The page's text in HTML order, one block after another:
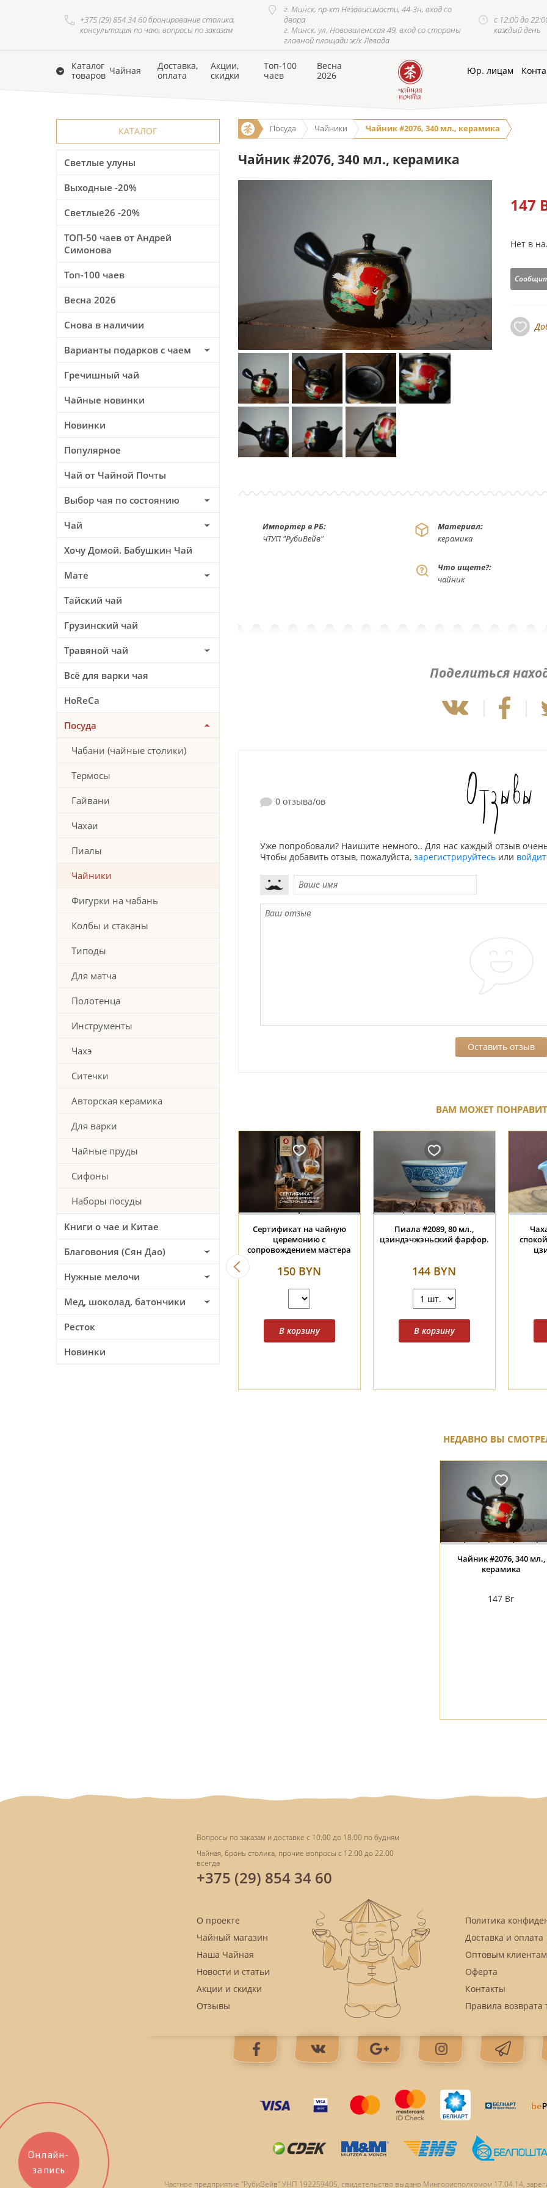
+375 (29) 854 34 60 бронирование столика,
консультация по чаю, вопросы по заказам
г. Минск, пр-кт Независимости, 44-3н, вход со
двора
г. Минск, ул. Нововиленская 49, вход со стороны
главной площади ж/к Левада
с 12:00 до
каждый день
Каталог
товаров Чайная
Доставка,
оплата
Акции,
скидки
Топ-100
чаев
Весна
2026
Юр. лицам
КАТАЛОГ
Светлые улуны
Выходные -20%
Светлые26 -20%
ТОП-50 чаев от Андрей
Симонова
Топ-100 чаев
Весна 2026
Снова в наличии
Варианты подарков с чаем
Гречишный чай
Чайные новинки
Новинки
Популярное
Чай от Чайной Почты
Выбор чая по состоянию
Чай
Хочу Домой. Бабушкин Чай
Мате
Тайский чай
Грузинский чай
Травяной чай
Всё для варки чая
HoReCa
Посуда
Чабани (чайные столики)
Термосы
Гайвани
Чахаи
Пиалы
Чайники
Фигурки на чабань
Колбы и стаканы
Типоды
Для матча
Полотенца
Инструменты
Чахэ
Ситечки
Авторская керамика
Для варки
Чайные пруды
Сифоны
Наборы посуды
Книги о чае и Китае
Благовония (Сян Дао)
Нужные мелочи
Мед, шоколад, батончики
Ресток
Новинки
Посуда Чайники Чайник #2076, 340 мл., керамика
Чайник #2076, 340 мл., керамика
147
Нет в
Импортер в РБ:
ЧТУП "РубиВейв"
Материал:
керамика
Что ищете?:
чайник
Поделиться
0 отзыва/ов Отзывы
Уже попробовали? Наишите немного.. Для нас каждый отзыв
Чтобы добавить отзыв, пожалуйста, зарегистрируйтесьили
ВАМ МОЖЕТ
#382, "Лёд на
Чахай #385, "Тёплая
цзиндэчжэньская
керамика
Чахай #375, "Пепельный
рассвет", 210 мл., фарфор
дровяного обжига
143 BYN
Пиала #2345, "Синяя
россыпь", 70 мл., керамика,
142 BYN
Пиала
75
НЕДАВНО ВЫ
Чайник #2076, 340 мл.,
керамика
147 Br
Вопросы по заказам и доставке с 10.00 до 18.00 по будням
Чайная, бронь столика, прочие вопросы с 12.00 до 22.00
всегда
+375 (29) 854 34 60
О проекте
Чайный магазин
Наша Чайная
Новости и статьи
Акции и скидки
Отзывы
Политика
Доставка и оплата
Оптовым клиентам
Оферта
Контакты
Правила возврата
Частное предприятие "РубиВейв" УНП 192259405, свидетельство выдано Мингорисполкомом 17.04.14,
Онлайн-
запись